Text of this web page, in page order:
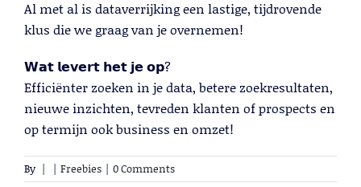
Al met al is dataverrijking een lastige, tijdrovende
klus die we graag van je overnemen!
𝗪𝗮𝘁 𝗹𝗲𝘃𝗲𝗿𝘁 𝗵𝗲𝘁 𝗷𝗲 𝗼𝗽?
Efficiënter zoeken in je data, betere zoekresultaten,
nieuwe inzichten, tevreden klanten of prospects en
op termijn ook business en omzet!
By | | Freebies | 0 Comments